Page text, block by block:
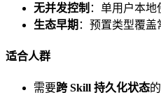
无并发控制 ：单用户本地
生态早期 ：预置类型覆盖
适合人群
需要跨 Skill 持久化状态